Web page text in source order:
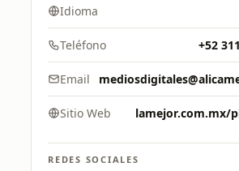
Idioma
Teléfono +52
Email
Sitio Web lamejor.com.mx/
REDES SOCIALES